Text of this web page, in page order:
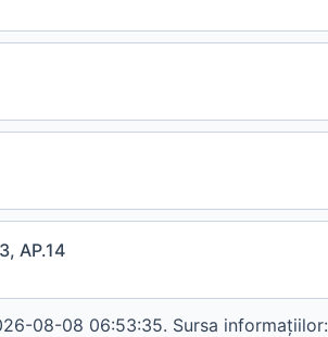
AP.14
08-08 06:53:35. Sursa informațiilor: